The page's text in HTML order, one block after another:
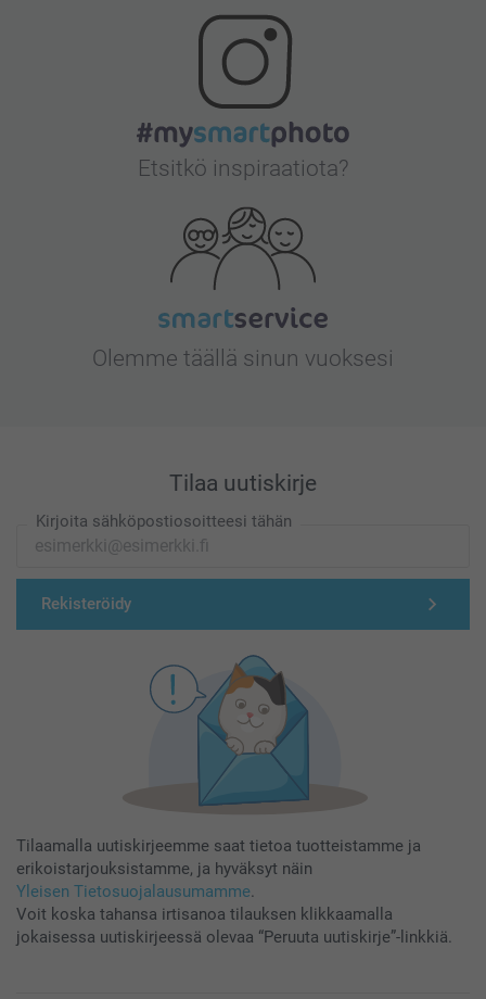
Etsitkö inspiraatiota?
Olemme täällä sinun vuoksesi
Tilaa uutiskirje
Kirjoita sähköpostiosoitteesi tähän
Rekisteröidy
Tilaamalla uutiskirjeemme saat tietoa tuotteistamme ja
erikoistarjouksistamme, ja hyväksyt näin
Yleisen Tietosuojalausumamme.
Voit koska tahansa irtisanoa tilauksen klikkaamalla
jokaisessa uutiskirjeessä olevaa “Peruuta uutiskirje”-linkkiä.